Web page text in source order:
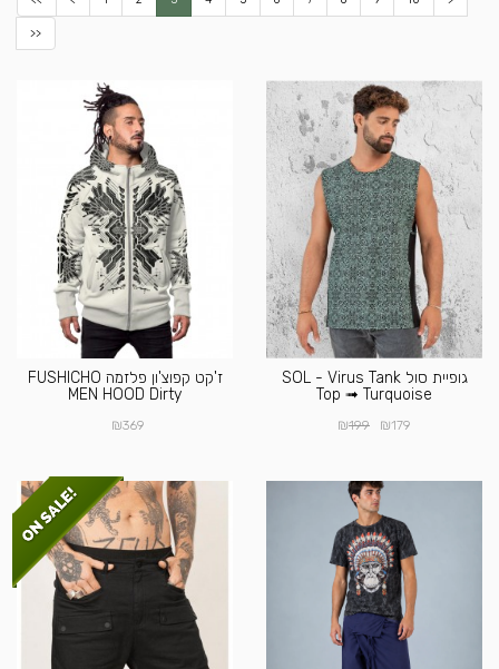
>>
גופיית סול SOL - Virus Tank
Top ➟ Turquoise
₪179
₪199
ז'קט קפוצ'ון פלזמה FUSHICHO
MEN HOOD Dirty
₪369